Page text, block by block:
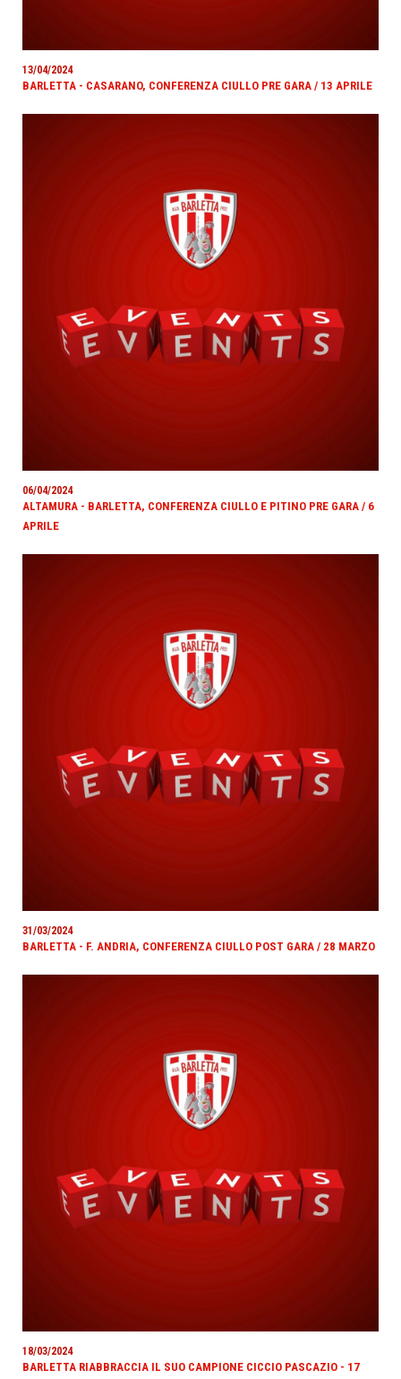
13/04/2024
BARLETTA - CASARANO, CONFERENZA CIULLO PRE GARA / 13 APRILE
06/04/2024
ALTAMURA - BARLETTA, CONFERENZA CIULLO E PITINO PRE GARA / 6
APRILE
31/03/2024
BARLETTA - F. ANDRIA, CONFERENZA CIULLO POST GARA / 28 MARZO
18/03/2024
BARLETTA RIABBRACCIA IL SUO CAMPIONE CICCIO PASCAZIO - 17